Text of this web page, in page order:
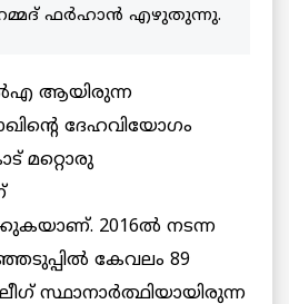
ഫർഹാൻ എഴുതുന്നു.
ആയിരുന്ന
ദേഹവിയോഗം
മറ്റൊരു
2016ൽ നടന്ന
കേവലം 89
സ്ഥാനാർത്ഥിയായിരുന്ന